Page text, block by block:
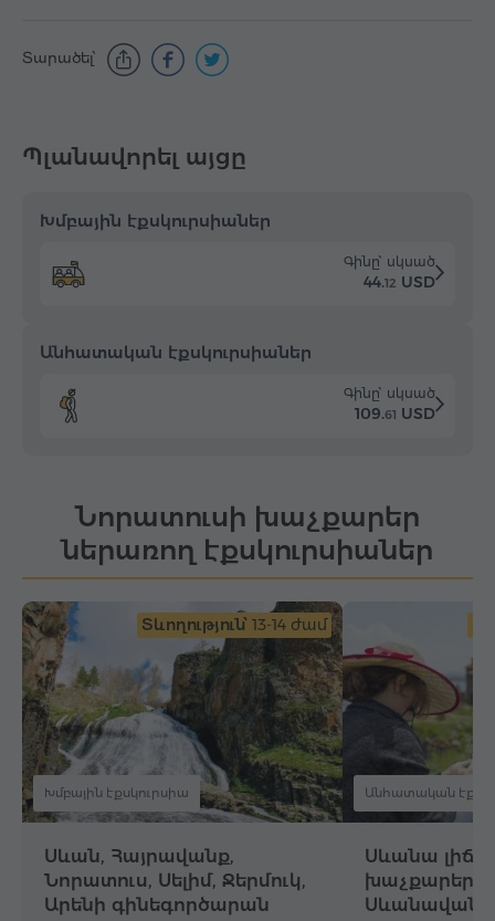
Տարածել՝
Պլանավորել այցը
Խմբային էքսկուրսիաներ
Գինը՝ սկսած
44.12 USD
Անհատական էքսկուրսիաներ
Գինը՝ սկսած
109.61 USD
Նորատուսի խաչքարեր
ներառող էքսկուրսիաներ
Տևողություն՝ 13-14 ժամ
Խմբային էքսկուրսիա
Սևան, Հայրավանք,
Նորատուս, Սելիմ, Ջերմուկ,
Արենի գինեգործարան
Անհատական
Սևանա լիճ,
խաչքարեր,
Սևանավանք